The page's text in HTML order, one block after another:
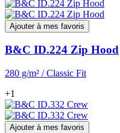
Ajouter à mes favoris
B&C ID.224 Zip Hood
280 g/m² / Classic Fit
+1
Ajouter à mes favoris